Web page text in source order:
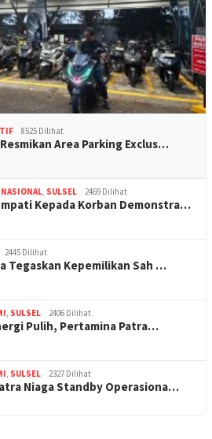
8525 Dilihat
Area Parking Exclus…
NASIONAL, SULSEL 2469 Dilihat
Kepada Korban Demonstra…
2445 Dilihat
Tegaskan Kepemilikan Sah …
, SULSEL 2406 Dilihat
Pulih, Pertamina Patra…
, SULSEL 2327 Dilihat
Niaga Standby Operasiona…